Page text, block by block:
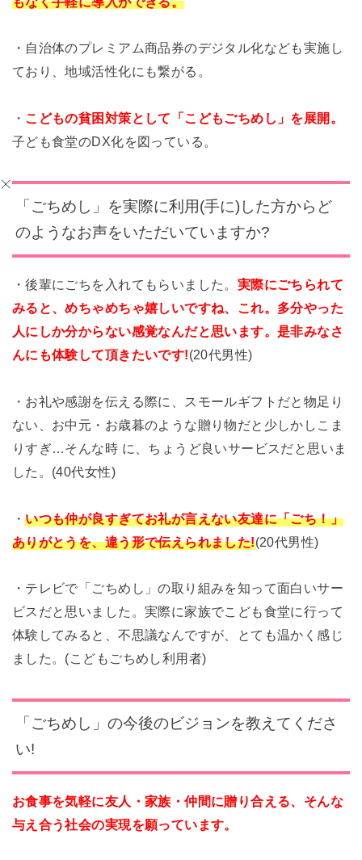
・自治体のプレミアム商品券のデジタル化なども実施し
ており、地域活性化にも繋がる。
・ こどもの貧困対策として「こどもごちめし」を展開。
子ども食堂のDX化を図っている。
「ごちめし」を実際に利用(手に)した方からど
のようなお声をいただいていますか?
・後輩にごちを入れてもらいました。 実際にごちられて
みると、めちゃめちゃ嬉しいですね、これ。多分やった
人にしか分からない感覚なんだと思います。是非みなさ
んにも体験して頂きたいです!(20代男性)
・お礼や感謝を伝える際に、スモールギフトだと物足り
ない、お中元・お歳暮のような贈り物だと少しかしこま
りすぎ…そんな時 に、ちょうど良いサービスだと思いま
した。(40代女性)
・いつも仲が良すぎてお礼が言えない友達に「ごち！」
ありがとうを、違う形で伝えられました!(20代男性)
・テレビで「ごちめし」の取り組みを知って面白いサー
ビスだと思いました。実際に家族でこども食堂に行って
体験してみると、不思議なんですが、とても温かく感じ
ました。(こどもごちめし利用者)
「ごちめし」の今後のビジョンを教えてくださ
い!
お食事を気軽に友人・家族・仲間に贈り合える、そんな
与え合う社会の実現を願っています。